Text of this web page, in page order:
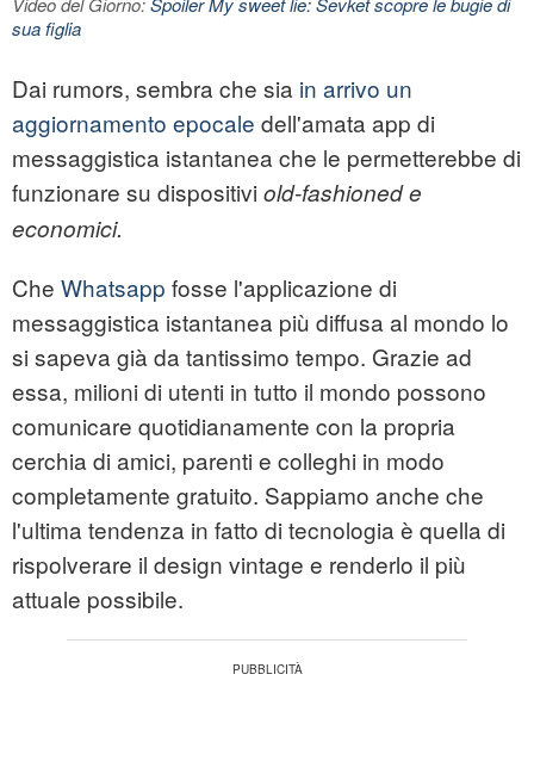
sua figlia
Dai rumors, sembra che sia in arrivo un
aggiornamento epocale dell'amata app di
messaggistica istantanea che le permetterebbe di
funzionare su dispositivi old-fashioned e
economici.
Che Whatsapp fosse l'applicazione di
messaggistica istantanea più diffusa al mondo lo
si sapeva già da tantissimo tempo. Grazie ad
essa, milioni di utenti in tutto il mondo possono
comunicare quotidianamente con la propria
cerchia di amici, parenti e colleghi in modo
completamente gratuito. Sappiamo anche che
l'ultima tendenza in fatto di tecnologia è quella di
rispolverare il design vintage e renderlo il più
attuale possibile.